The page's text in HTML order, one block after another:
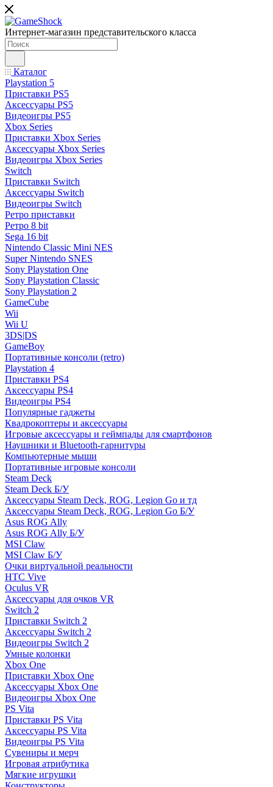
Интернет-магазин представительского класса
Каталог
Playstation 5
Приставки PS5
Аксессуары PS5
Видеоигры PS5
Xbox Series
Приставки Xbox Series
Аксессуары Xbox Series
Видеоигры Xbox Series
Switch
Приставки Switch
Аксессуары Switch
Видеоигры Switch
Ретро приставки
Ретро 8 bit
Sega 16 bit
Nintendo Classic Mini NES
Super Nintendo SNES
Sony Playstation One
Sony Playstation Classic
Sony Playstation 2
GameCube
Wii
Wii U
3DS|DS
GameBoy
Портативные консоли (retro)
Playstation 4
Приставки PS4
Аксессуары PS4
Видеоигры PS4
Популярные гаджеты
Квадрокоптеры и аксессуары
Игровые аксессуары и геймпады для смартфонов
Наушники и Bluetooth-гарнитуры
Компьютерные мыши
Портативные игровые консоли
Steam Deck
Steam Deck Б/У
Аксессуары Steam Deck, ROG, Legion Go и тд
Аксессуары Steam Deck, ROG, Legion Go Б/У
Asus ROG Ally
Asus ROG Ally Б/У
MSI Claw
MSI Claw Б/У
Очки виртуальной реальности
HTC Vive
Oculus VR
Аксессуары для очков VR
Switch 2
Приставки Switch 2
Аксессуары Switch 2
Видеоигры Switch 2
Умные колонки
Xbox One
Приставки Xbox One
Аксессуары Xbox One
Видеоигры Xbox One
PS Vita
Приставки PS Vita
Аксессуары PS Vita
Видеоигры PS Vita
Сувениры и мерч
Игровая атрибутика
Мягкие игрушки